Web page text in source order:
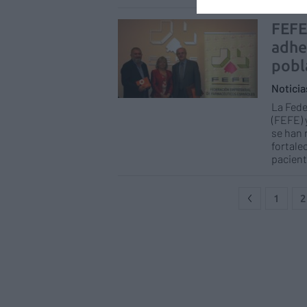
La
(FEFE)
se han
1 2